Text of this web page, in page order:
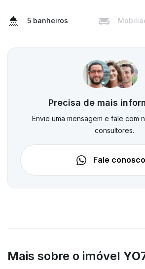
5 banheiros
Precisa de mais
Envie uma mensagem e fale com
consultores.
Fale conosco
Mais sobre o imóvel